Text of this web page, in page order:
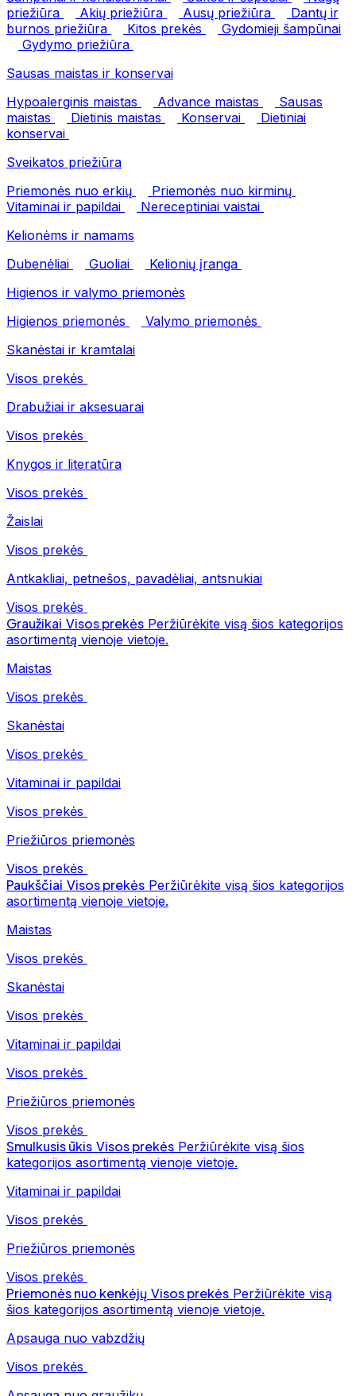
priežiūra
Akių priežiūra Ausų priežiūra
Dantų ir
burnos priežiūra
Kitos prekės
Gydomieji šampūnai
Gydymo priežiūra
Sausas maistas ir konservai
Hypoalerginis maistas
Advance maistas
Sausas
maistas
Dietinis maistas Konservai
Dietiniai
konservai
Sveikatos priežiūra
Priemonės nuo erkių
Priemonės nuo kirminų
Vitaminai ir papildai
Nereceptiniai vaistai
Kelionėms ir namams
Dubenėliai
Guoliai
Kelionių įranga
Higienos ir valymo priemonės
Higienos priemonės
Valymo priemonės
Skanėstai ir kramtalai
Visos prekės
Drabužiai ir aksesuarai
Visos prekės
Knygos ir literatūra
Visos prekės
Žaislai
Visos prekės
Antkakliai, petnešos, pavadėliai, antsnukiai
Visos prekės
Graužikai Visos prekės Peržiūrėkite visą šios kategorijos
asortimentą vienoje vietoje.
Maistas
Visos prekės
Skanėstai
Visos prekės
Vitaminai ir papildai
Visos prekės
Priežiūros priemonės
Visos prekės
Paukščiai Visos prekės Peržiūrėkite visą šios kategorijos
asortimentą vienoje vietoje.
Maistas
Visos prekės
Skanėstai
Visos prekės
Vitaminai ir papildai
Visos prekės
Priežiūros priemonės
Visos prekės
Smulkusis ūkis Visos prekės Peržiūrėkite visą šios
kategorijos asortimentą vienoje vietoje.
Vitaminai ir papildai
Visos prekės
Priežiūros priemonės
Visos prekės
Priemonės nuo kenkėjų Visos prekės Peržiūrėkite visą
šios kategorijos asortimentą vienoje vietoje.
Apsauga nuo vabzdžių
Visos prekės